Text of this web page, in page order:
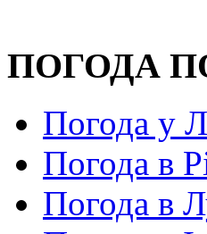
ПОГОДА
Погода у
Погода в
Погода в